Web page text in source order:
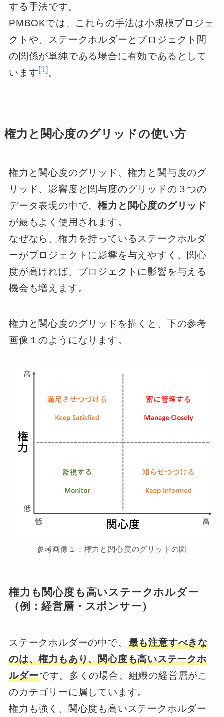
する手法です。
PMBOKでは、これらの手法は小規模プロジェ
クトや、ステークホルダーとプロジェクト間
の関係が単純である場合に有効であるとして
います[1] 。
権力と関心度のグリッドの使い方
権力と関心度のグリッド、権力と関与度のグ
リッド、影響度と関与度のグリッドの３つの
データ表現の中で、権力と関心度のグリッド
が最もよく使用されます。
なぜなら、権力を持っているステークホルダ
ーがプロジェクトに影響を与えやすく、関心
度が高ければ、プロジェクトに影響を与える
機会も増えます。
権力と関心度のグリッドを描くと、下の参考
画像１のようになります。
参考画像１：権力と関心度のグリッドの図
権力も関心度も高いステークホルダー
（例：経営層・スポンサー）
ステークホルダーの中で、 最も注意すべきな
のは、権力もあり、関心度も高いステークホ
ルダーです。多くの場合、組織の経営層がこ
のカテゴリーに属しています。
権力も強く、関心度も高いステークホルダー